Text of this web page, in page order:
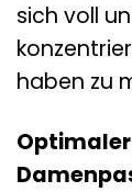
sich voll
haben zu